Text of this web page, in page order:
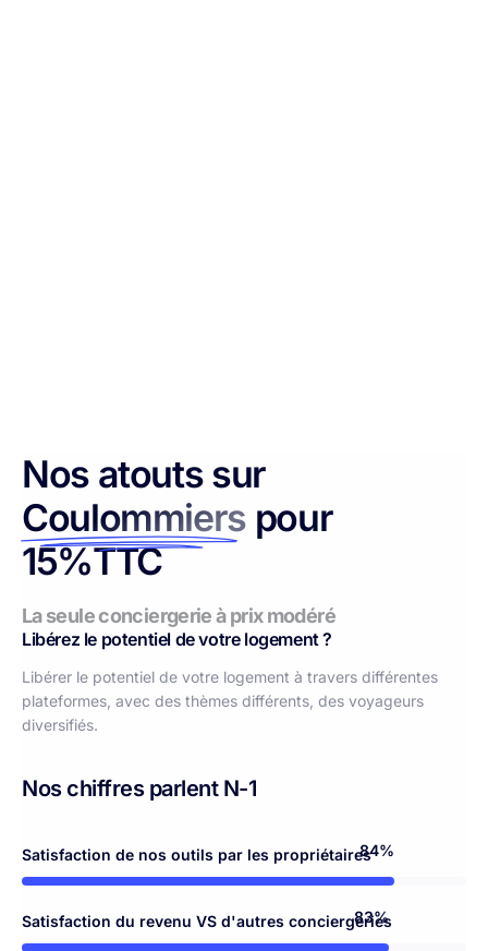
Nos atouts sur
Coulommiers pour
15%TTC
La seule conciergerie à prix modéré
Libérez le potentiel de votre logement ?
Libérer le potentiel de votre logement à travers différentes
plateformes, avec des thèmes différents, des voyageurs
diversifiés.
Nos chiffres parlent N-1
Satisfaction de nos outils par les propriétaires
Satisfaction du revenu VS d'autres conciergeries